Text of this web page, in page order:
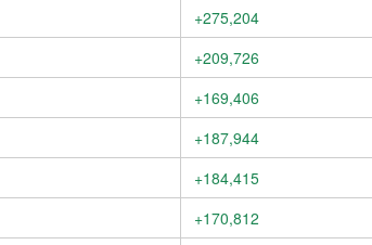
+275,204
+209,726
+169,406
+187,944
+184,415
+170,812